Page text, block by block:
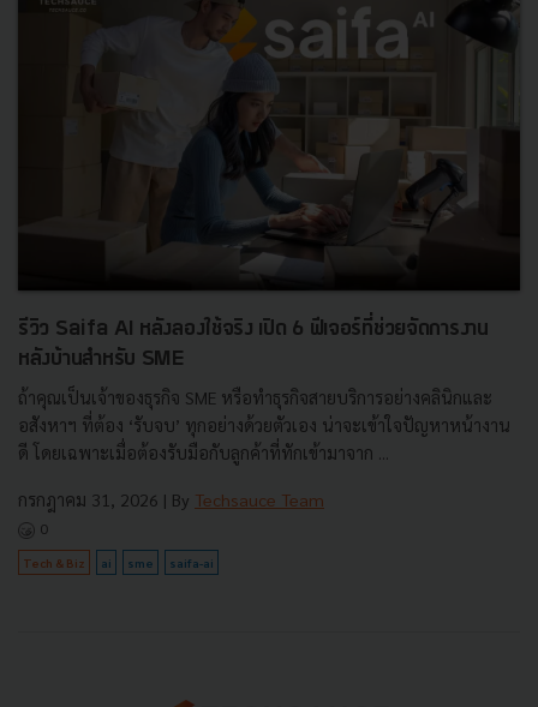
รีวิว Saifa AI หลังลองใช้จริง เปิด 6 ฟีเจอร์ที่ช่วยจัดการงาน
หลังบ้านสำหรับ SME
ถ้าคุณเป็นเจ้าของธุรกิจ SME หรือทำธุรกิจสายบริการอย่างคลินิกและ
อสังหาฯ ที่ต้อง ‘รับจบ’ ทุกอย่างด้วยตัวเอง น่าจะเข้าใจปัญหาหน้างาน
ดี โดยเฉพาะเมื่อต้องรับมือกับลูกค้าที่ทักเข้ามาจาก ...
กรกฎาคม 31, 2026 | By Techsauce Team
0
Tech & Biz ai sme saifa-ai